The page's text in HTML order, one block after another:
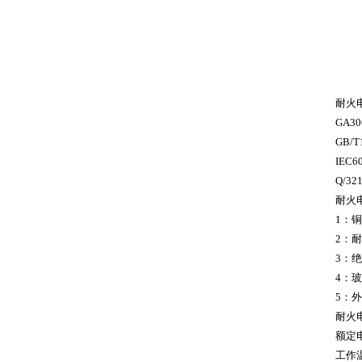
耐火
GB/
Q/
耐火
1 ：
2 ：
3 ：
4 ：
5 ：
耐火
额定
工作